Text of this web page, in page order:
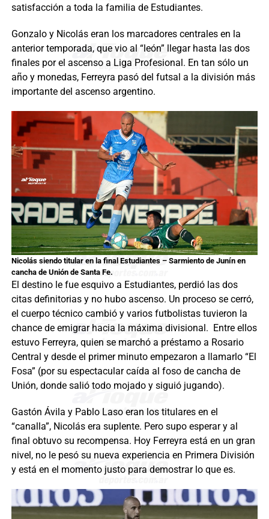
satisfacción a toda la familia de Estudiantes.
Gonzalo y Nicolás eran los marcadores centrales en la
anterior temporada, que vio al “león” llegar hasta las dos
finales por el ascenso a Liga Profesional. En tan sólo un
año y monedas, Ferreyra pasó del futsal a la división más
importante del ascenso argentino.
Nicolás siendo titular en la final Estudiantes – Sarmiento de Junín en
cancha de Unión de Santa Fe.
El destino le fue esquivo a Estudiantes, perdió las dos
citas definitorias y no hubo ascenso. Un proceso se cerró,
el cuerpo técnico cambió y varios futbolistas tuvieron la
chance de emigrar hacia la máxima divisional. Entre ellos
estuvo Ferreyra, quien se marchó a préstamo a Rosario
Central y desde el primer minuto empezaron a llamarlo “El
Fosa” (por su espectacular caída al foso de cancha de
Unión, donde salió todo mojado y siguió jugando).
Gastón Ávila y Pablo Laso eran los titulares en el
“canalla”, Nicolás era suplente. Pero supo esperar y al
final obtuvo su recompensa. Hoy Ferreyra está en un gran
nivel, no le pesó su nueva experiencia en Primera División
y está en el momento justo para demostrar lo que es.